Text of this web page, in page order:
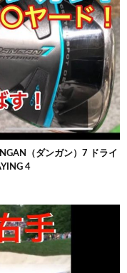
（ダンガン）7 ドライ
4